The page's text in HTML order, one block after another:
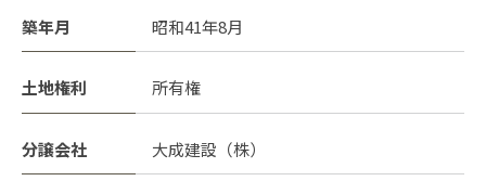
築年月 昭和41年8月
土地権利 所有権
分譲会社 大成建設（株）